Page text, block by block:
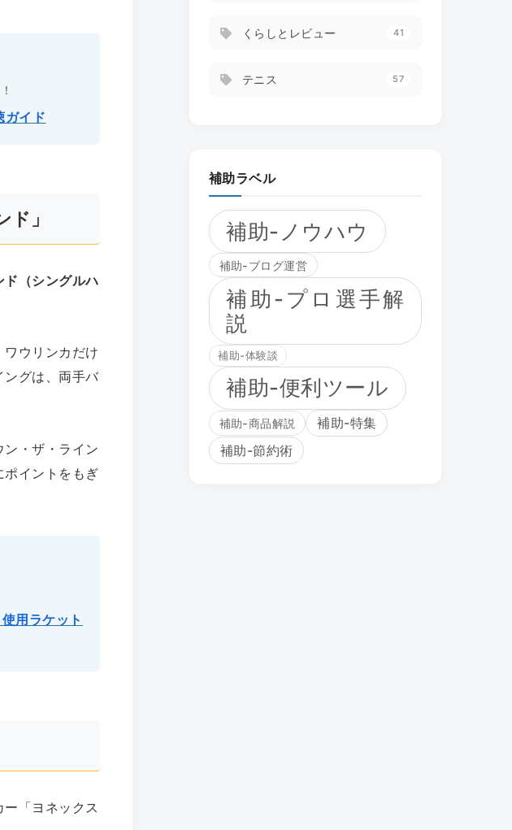
ガイド
」
ド（シングルハ
ウリンカだけ
ングは、両手バ
・ザ・ライン
ポイントをもぎ
用ラケット
「ヨネックス
くらしとレビュー 41
テニス 57
補助ラベル
補助-ノウハウ
補助-ブログ運営
補助-プロ選手解
説
補助-体験談
補助-便利ツール
補助-商品解説
補助-特集
補助-節約術